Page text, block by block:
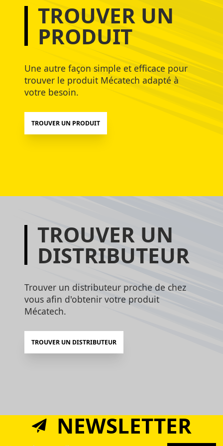
TROUVER UN
PRODUIT
Une autre façon simple et efficace pour
trouver le produit Mécatech adapté à
votre besoin.
TROUVER UN PRODUIT
TROUVER UN
DISTRIBUTEUR
Trouver un distributeur proche de chez
vous afin d'obtenir votre produit
Mécatech.
TROUVER UN DISTRIBUTEUR
NEWSLETTER